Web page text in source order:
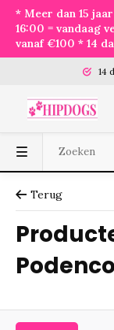
* Meer dan 15
16:00 = vandaag
vanaf €100 * 14
14 dagen
Terug